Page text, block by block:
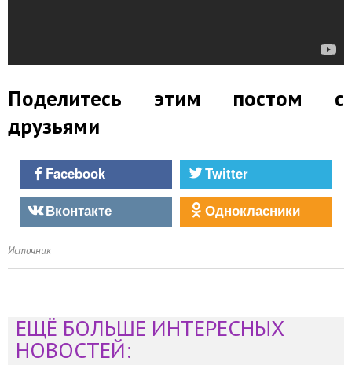
Поделитесь этим постом с
друзьями
Facebook
Twitter
Вконтакте
Однокласники
Источник
ЕЩЁ БОЛЬШЕ ИНТЕРЕСНЫХ
НОВОСТЕЙ: